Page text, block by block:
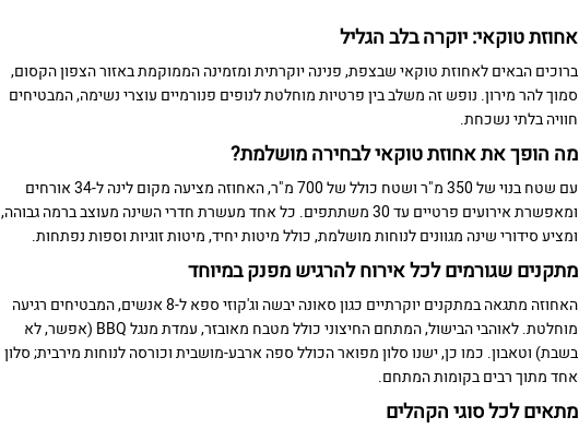
אחוזת טוקאי: יוקרה בלב הגליל
ברוכים הבאים לאחוזת טוקאי שבצפת, פנינה יוקרתית ומזמינה הממוקמת באזור הצפון הקסום,
סמוך להר מירון. נופש זה משלב בין פרטיות מוחלטת לנופים פנורמיים עוצרי נשימה, המבטיחים
חוויה בלתי נשכחת.
מה הופך את אחוזת טוקאי לבחירה מושלמת?
עם שטח בנוי של 350 מ"ר ושטח כולל של 700 מ"ר, האחוזה מציעה מקום לינה ל-34 אורחים
ומאפשרת אירועים פרטיים עד 30 משתתפים. כל אחד מעשרת חדרי השינה מעוצב ברמה גבוהה,
ומציע סידורי שינה מגוונים לנוחות מושלמת, כולל מיטות יחיד, מיטות זוגיות וספות נפתחות.
מתקנים שגורמים לכל אירוח להרגיש מפנק במיוחד
האחוזה מתגאה במתקנים יוקרתיים כגון סאונה יבשה וג'קוזי ספא ל-8 אנשים, המבטיחים רגיעה
מוחלטת. לאוהבי הבישול, המתחם החיצוני כולל מטבח מאובזר, עמדת מנגל BBQ (אפשר, לא
בשבת) וטאבון. כמו כן, ישנו סלון מפואר הכולל ספה ארבע-מושבית וכורסה לנוחות מירבית; סלון
אחד מתוך רבים בקומות המתחם.
מתאים לכל סוגי הקהלים